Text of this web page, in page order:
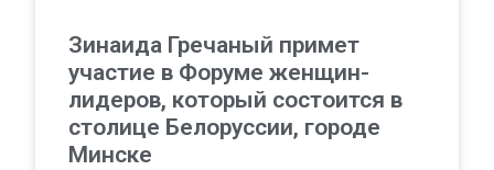
Зинаида Гречаный примет
участие в Форуме женщин-
лидеров, который состоится в
столице Белоруссии, городе
Минске